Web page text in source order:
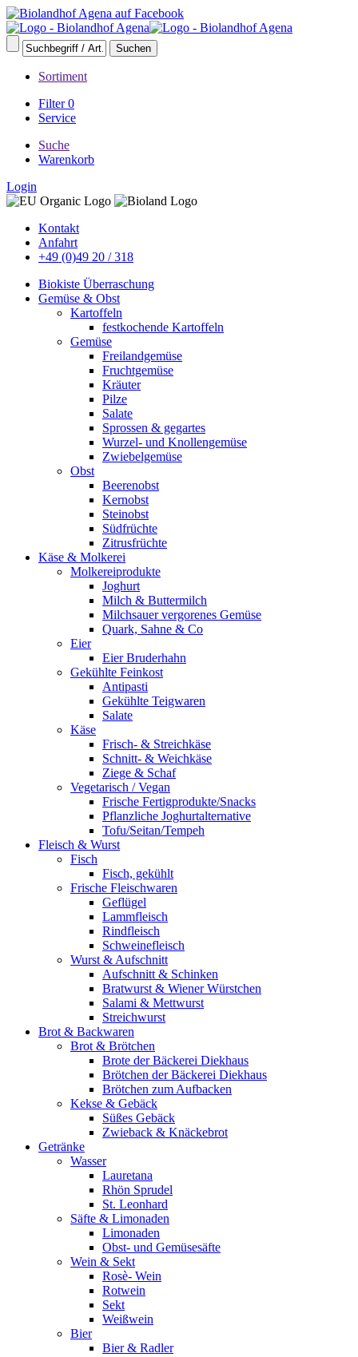
Sortiment
Filter 0
Service
Suche
Warenkorb
Login
Kontakt
Anfahrt
+49 (0)49 20 / 318
Biokiste Überraschung
Gemüse & Obst
Kartoffeln
festkochende Kartoffeln
Gemüse
Freilandgemüse
Fruchtgemüse
Kräuter
Pilze
Salate
Sprossen & gegartes
Wurzel- und Knollengemüse
Zwiebelgemüse
Obst
Beerenobst
Kernobst
Steinobst
Südfrüchte
Zitrusfrüchte
Käse & Molkerei
Molkereiprodukte
Joghurt
Milch & Buttermilch
Milchsauer vergorenes Gemüse
Quark, Sahne & Co
Eier
Eier Bruderhahn
Gekühlte Feinkost
Antipasti
Gekühlte Teigwaren
Salate
Käse
Frisch- & Streichkäse
Schnitt- & Weichkäse
Ziege & Schaf
Vegetarisch / Vegan
Frische Fertigprodukte/Snacks
Pflanzliche Joghurtalternative
Tofu/Seitan/Tempeh
Fleisch & Wurst
Fisch
Fisch, gekühlt
Frische Fleischwaren
Geflügel
Lammfleisch
Rindfleisch
Schweinefleisch
Wurst & Aufschnitt
Aufschnitt & Schinken
Bratwurst & Wiener Würstchen
Salami & Mettwurst
Streichwurst
Brot & Backwaren
Brot & Brötchen
Brote der Bäckerei Diekhaus
Brötchen der Bäckerei Diekhaus
Brötchen zum Aufbacken
Kekse & Gebäck
Süßes Gebäck
Zwieback & Knäckebrot
Getränke
Wasser
Lauretana
Rhön Sprudel
St. Leonhard
Säfte & Limonaden
Limonaden
Obst- und Gemüsesäfte
Wein & Sekt
Rosè- Wein
Rotwein
Sekt
Weißwein
Bier
Bier & Radler